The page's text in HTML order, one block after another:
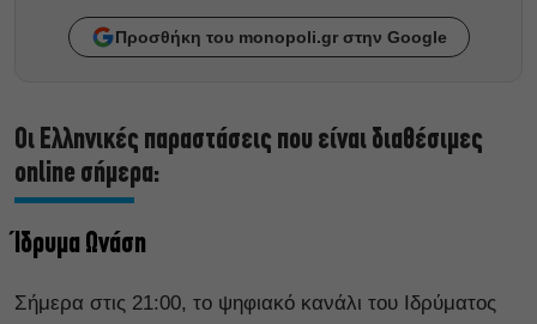
Προσθήκη του monopoli.gr στην Google
Οι Ελληνικές παραστάσεις που είναι διαθέσιμες
online σήμερα:
Ίδρυμα Ωνάση
Σήμερα στις 21:00, το ψηφιακό κανάλι του Ιδρύματος